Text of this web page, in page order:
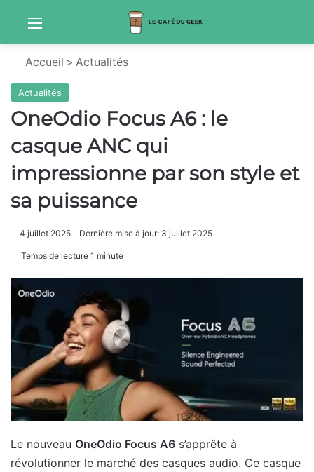
Menu
Accueil > Actualités
Actualités
OneOdio Focus A6 : le
casque ANC qui
impressionne par son style et
sa puissance
4 juillet 2025 Dernière mise à jour: 3 juillet 2025
Temps de lecture 1 minute
Le nouveau OneOdio Focus A6 s’apprête à
révolutionner le marché des casques audio. Ce casque